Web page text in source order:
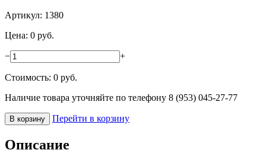
Артикул: 1380
Цена: 0 руб.
− +
Стоимость: 0 руб.
Наличие товара уточняйте по телефону 8 (953) 045-27-77
В корзину Перейти в корзину
Описание